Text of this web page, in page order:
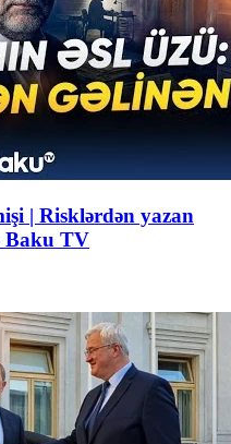
| Risklərdən yazan
Baku TV